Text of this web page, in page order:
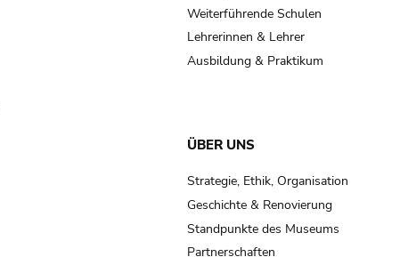
Weiterführende Schulen
Lehrerinnen & Lehrer
Ausbildung & Praktikum
ÜBER UNS
Strategie, Ethik, Organisation
Geschichte & Renovierung
Standpunkte des Museums
Partnerschaften